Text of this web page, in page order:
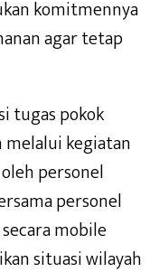
komitmennya
agar tetap
tugas pokok
kegiatan
personel
personel
mobile
situasi wilayah